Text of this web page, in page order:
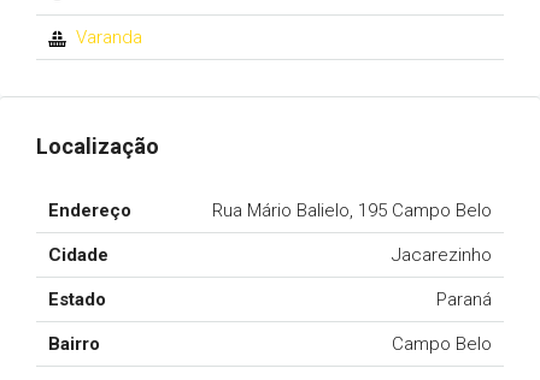
Varanda
Localização
Endereço Rua Mário Balielo, 195 Campo Belo
Cidade Jacarezinho
Estado Paraná
Bairro Campo Belo